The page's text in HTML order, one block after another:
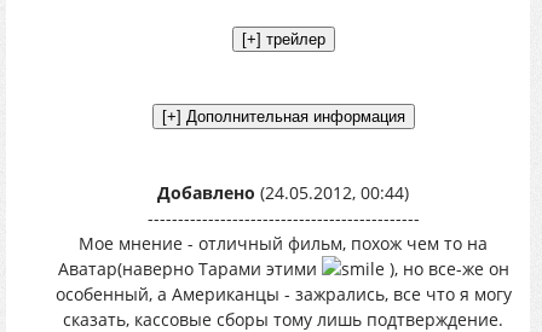
Добавлено (24.05.2012, 00:44)
---------------------------------------------
Мое мнение - отличный фильм, похож чем то на
Аватар(наверно Тарами этими
), но все-же он
особенный, а Американцы - зажрались, все что я могу
сказать, кассовые сборы тому лишь подтверждение.